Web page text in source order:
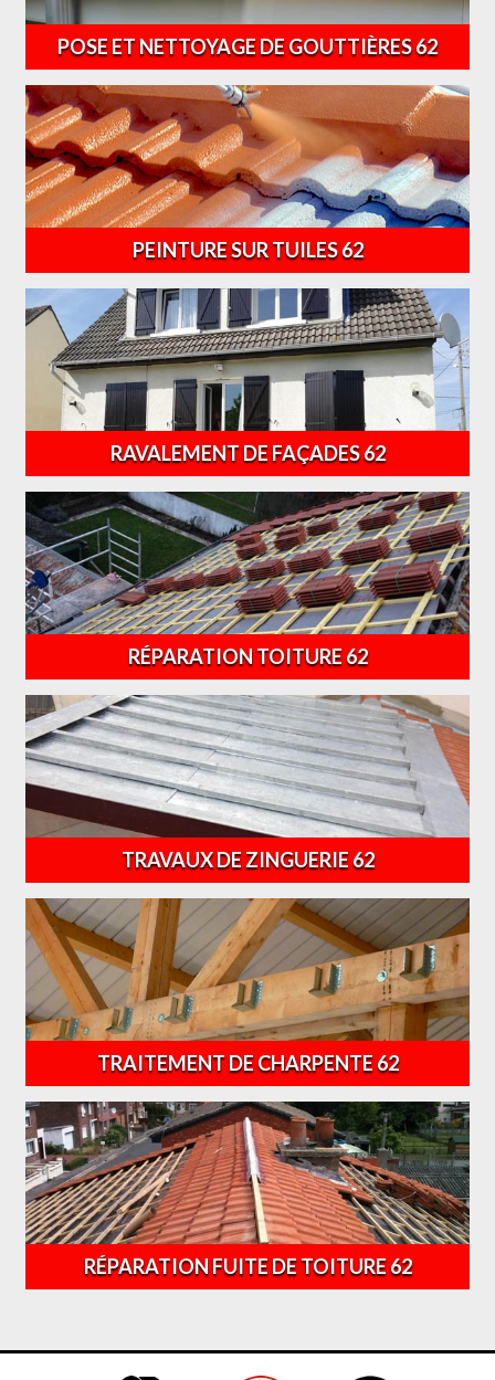
POSE ET NETTOYAGE DE GOUTTIÈRES 62
PEINTURE SUR TUILES 62
RAVALEMENT DE FAÇADES 62
RÉPARATION TOITURE 62
TRAVAUX DE ZINGUERIE 62
TRAITEMENT DE CHARPENTE 62
RÉPARATION FUITE DE TOITURE 62